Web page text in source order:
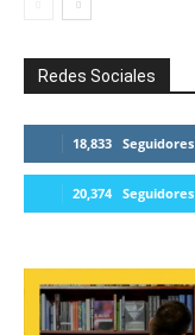
Redes Sociales
18,833 Seguidores
20,374 Seguidores